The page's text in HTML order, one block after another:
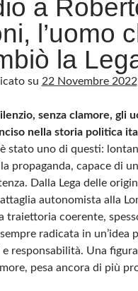
una testata giornalistica, in quanto
può pertanto considerarsi un prodotto
L’autore non è responsabile di
ai vari post. Saranno comunque
o dell’onorabilità di terzi, di
dati personali non conformi al rispetto
inserite in questo blog sono tratte da
Qualora la loro pubblicazione
del blog non è responsabile dei siti
a
l’uomo
la
su 22 Novembre 2022
senza clamore, gli
nella storia politica
stato uno di questi:
propaganda, capace di
Dalla Lega delle
autonomista alla
traiettoria coerente,
radicata in un’idea
responsabilità. Una
pesa ancora di più